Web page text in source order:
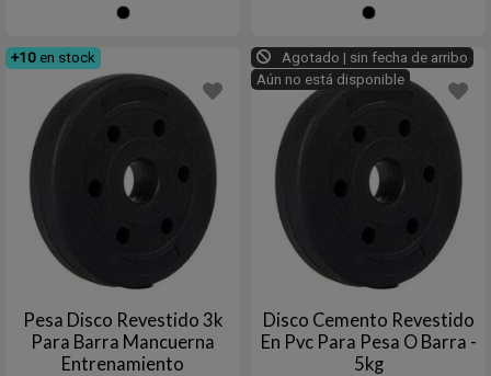
+10 en stock
Pesa Disco Revestido 3k
Para Barra Mancuerna
Entrenamiento
Agotado | sin fecha de arribo
Aún no está disponible
Disco Cemento Revestido
En Pvc Para Pesa O Barra -
5kg